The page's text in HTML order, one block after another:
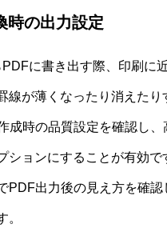
時の出力設定
に書き出す際、印刷に
線が薄くなったり消えたり
成時の品質設定を確認し、
ションにすることが有効で
PDF出力後の見え方を確
。